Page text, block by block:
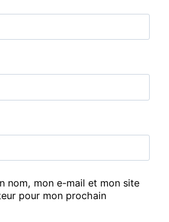
nom, mon e-mail et mon site
pour mon prochain